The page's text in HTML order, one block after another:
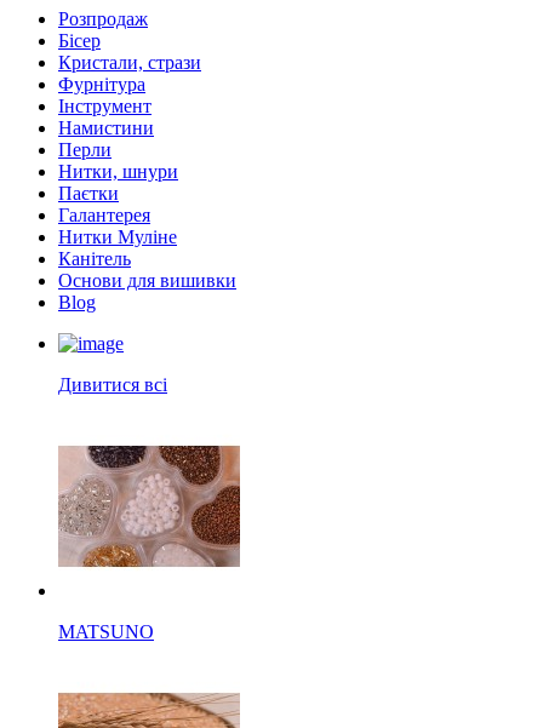
Розпродаж
Бісер
Кристали, стрази
Фурнітура
Інструмент
Намистини
Перли
Нитки, шнури
Паєтки
Галантерея
Нитки Муліне
Канітель
Основи для вишивки
Blog
Дивитися всі
MATSUNO